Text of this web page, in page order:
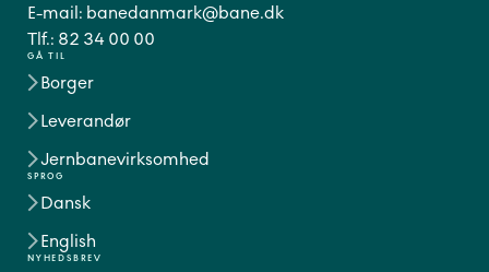
GÅ TIL
Borger
Leverandør
Jernbanevirksomhed
SPROG
Dansk
English
E-mail: banedanmark@bane.dk
Tlf.: 82 34 00 00
NYHEDSBREV